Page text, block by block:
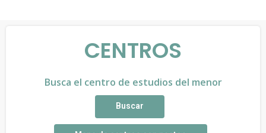
CENTROS
Busca el centro de estudios del menor
Buscar